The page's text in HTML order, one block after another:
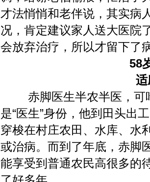
才法悄悄和老伴说，其实病
况，肯定建议家人送大医院
会放弃治疗，所以才留下了
58
适
赤脚医生半农半医，可吃
是“医生”身份，他到田头出
穿梭在村庄农田、水库、水
或治病。而到了年底，赤脚
能享受到普通农民高很多的